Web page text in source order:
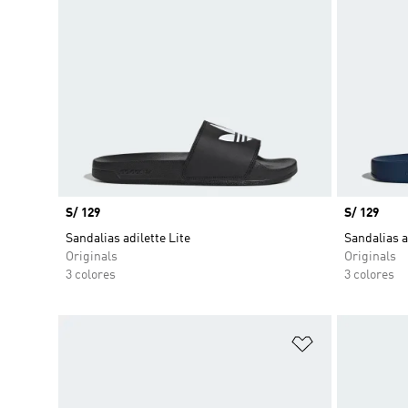
Precio
S/ 129
Sandalias adilette Lite
Originals
3 colores
Precio
S/ 129
Sandalias
Originals
3 colores